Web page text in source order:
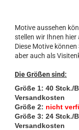
Motive aussehen
stellen wir Ihnen
Diese Motive
aber auch als
Die Größen sind:
Größe 1: 40 Stck./
Versandkosten
Größe 2: nicht
Größe 3: 24 Stck./
Versandkosten